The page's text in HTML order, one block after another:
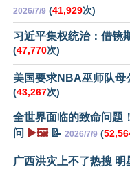
2026/7/9 (41,929次)
习近平集权统治：借镜
(47,770次)
美国要求NBA巫师队母
(43,267次)
全世界面临的致命问题
问 ▶️🖼️📝 2026/7/9 (
广西洪灾上不了热搜